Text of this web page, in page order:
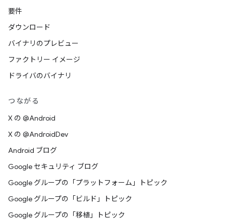
要件
ダウンロード
バイナリのプレビュー
ファクトリー イメージ
ドライバのバイナリ
つながる
X の @Android
X の @AndroidDev
Android ブログ
Google セキュリティ ブログ
Google グループの「プラットフォーム」トピック
Google グループの「ビルド」トピック
Google グループの「移植」トピック